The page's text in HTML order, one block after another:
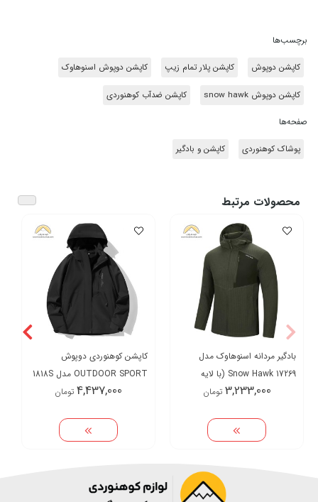
برچسب‌ها
کاپشن دوپوش کاپشن پلار تمام زیپ کاپشن دوپوش اسنوهاوک
کاپشن دوپوش snow hawk کاپشن ضدآب کوهنوردی
صفحه‌ها
پوشاک کوهنوردی کاپشن و بادگیر
محصولات مرتبط
بادگیر مردانه اسنوهاوک مدل
Snow Hawk 17269 (با لایه
داخلی پلار)3,233,000 تومان
کاپشن کوهنوردی دوپوش
OUTDOOR SPORT مدل 1818S
4,437,000 تومان